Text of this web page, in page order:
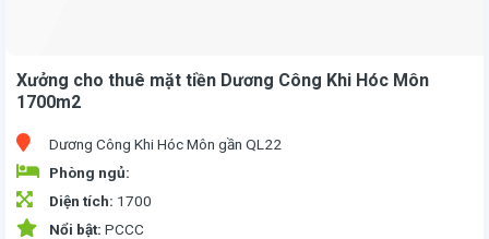
Xưởng cho thuê mặt tiền Dương Công Khi Hóc Môn
1700m2
Dương Công Khi Hóc Môn gần QL22
Phòng ngủ:
Diện tích: 1700
Nổi bật: PCCC